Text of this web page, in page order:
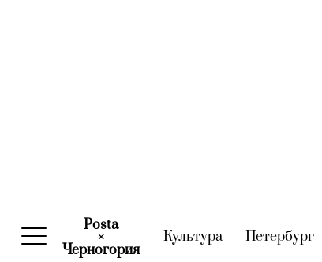
Posta
×
Черногория(current)
Культура(current)
Петербург